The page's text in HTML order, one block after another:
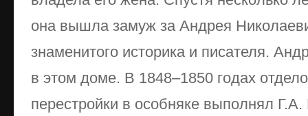
она вышла замуж за Андрея
знаменитого историка и писателя.
в этом доме. В 1848–1850 годах
перестройки в особняке выполнял Г.А.